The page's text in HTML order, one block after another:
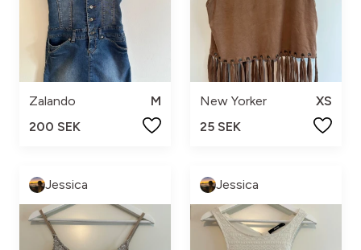
Zalando
M
200 SEK
New Yorker
XS
25 SEK
Jessica Jessica